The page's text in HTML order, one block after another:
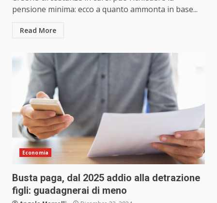
pensione minima: ecco a quanto ammonta in base...
Read More
Economia
Busta paga, dal 2025 addio alla detrazione
figli: guadagnerai di meno